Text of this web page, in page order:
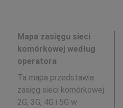
Mapa zasięgu sieci
komórkowej według
operatora
Ta mapa przedstawia
zasięg sieci komórkowej
2G, 3G, 4G i 5G w